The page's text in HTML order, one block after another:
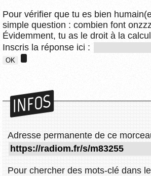
Pour vérifier que tu es bien
simple question : combien font
Évidemment, tu as le droit à la
Inscris la réponse ici :
INFOS
Adresse permanente de ce
Pour chercher des mots-clé dans